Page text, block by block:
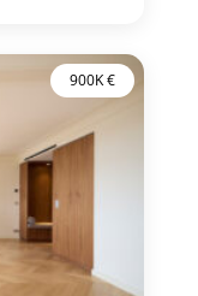
900K €